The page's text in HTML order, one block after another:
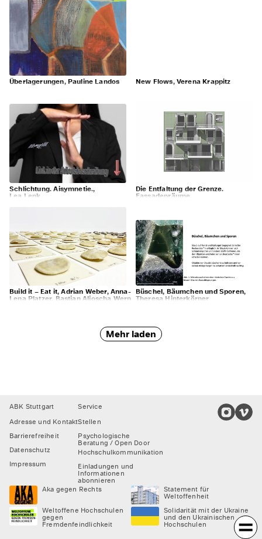
Überlagerungen, Pauline Landos New Flows, Verena Krappitz
Schlichtung. Aisymnetie.,
Lea Lenk
Die Entfaltung der Grenze.
Fassadenräume,
Build it – Eat it, Adrian Weber, Anna-
Lena Platzer, Bastian Aljoscha Werner, Karl Rothe, Lena Gössel, Lena
Büschel, Bäumchen und Sporen,
Theresa Hinterkörner
Mehr laden
Footer
ABK Stuttgart
Adresse und Kontakt
Barrierefreiheit
Datenschutz
Impressum
Service
Stellen
Psychologische
Beratung / Open Door
Hochschulkommunikation
Einladungen und
Informationen
abonnieren
Aka gegen Rechts
Statement für
Weltoffenheit
Weltoffene Hochschulen
gegen
Fremdenfeindlichkeit
Solidarität mit der Ukraine
und den Ukrainischen
Hochschulen